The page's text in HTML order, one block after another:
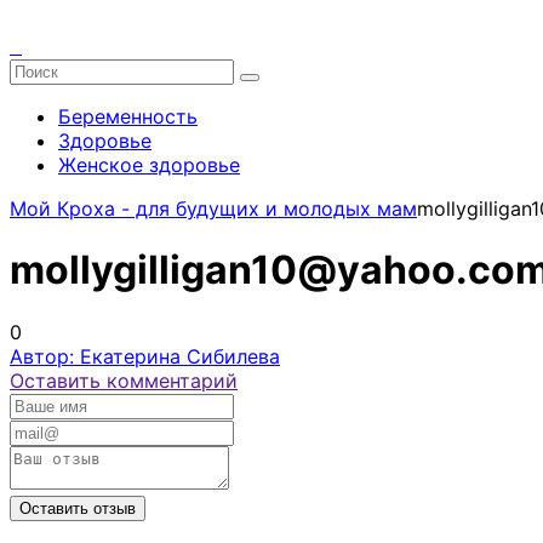
Беременность
Здоровье
Женское здоровье
Мой Кроха - для будущих и молодых мам
0
Автор: Екатерина Сибилева
Оставить комментарий